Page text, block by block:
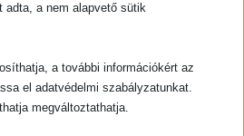
adta, a nem alapvető sütik
a további információkért az
el adatvédelmi szabályzatunkat.
megváltoztathatja.